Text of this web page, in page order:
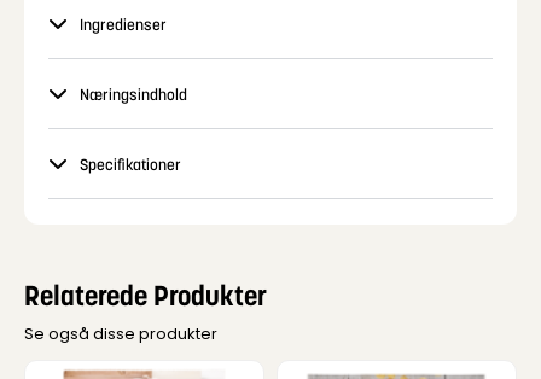
Ingredienser
Næringsindhold
Specifikationer
Relaterede Produkter
Se også disse produkter